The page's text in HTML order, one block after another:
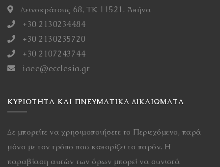
Δεινοκράτους 68, ΤΚ 11521, Ἀθήνα
+30 2130234484
+30 2130235720
+30 2107243744
iaee@ecclesia.gr
ΚΥΡΙΌΤΗΤΑ ΚΑΙ ΠΝΕΥΜΑΤΙΚΆ ΔΙΚΑΙΏΜΑΤΑ
Δε μπορείτε να χρησιμοποιήσετε το Περιεχόμενο, παρά
μόνο με τον τρόπο που καθορίζει το παρόν. Η
παραβίαση αυτών των όρων μπορεί να συνιστά